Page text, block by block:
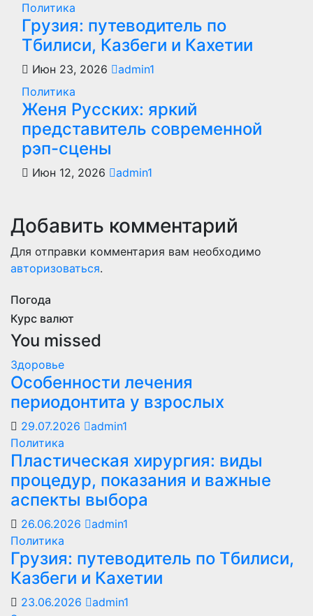
Политика
Грузия: путеводитель по
Тбилиси, Казбеги и Кахетии
Июн 23, 2026
admin1
Политика
Женя Русских: яркий
представитель современной
рэп-сцены
Июн 12, 2026 admin1
Добавить комментарий
Для отправки комментария вам необходимо
авторизоваться.
Погода
Курс валют
You missed
Здоровье
Особенности лечения
периодонтита у взрослых
29.07.2026
admin1
Политика
Пластическая хирургия: виды
процедур, показания и важные
аспекты выбора
26.06.2026
admin1
Политика
Грузия: путеводитель по Тбилиси,
Казбеги и Кахетии
23.06.2026
admin1